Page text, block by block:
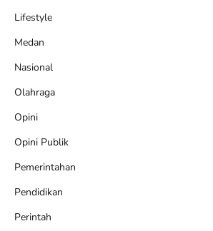
Lifestyle
Medan
Nasional
Olahraga
Opini
Opini Publik
Pemerintahan
Pendidikan
Perintah